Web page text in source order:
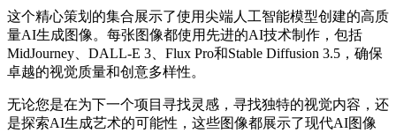
这个精心策划的集合展示了使用尖端人工智能模型创建的高质
量AI生成图像。每张图像都使用先进的AI技术制作，包括
MidJourney、DALL-E 3、Flux Pro和Stable Diffusion 3.5，确保
卓越的视觉质量和创意多样性。
无论您是在为下一个项目寻找灵感，寻找独特的视觉内容，还
是探索AI生成艺术的可能性，这些图像都展示了现代AI图像